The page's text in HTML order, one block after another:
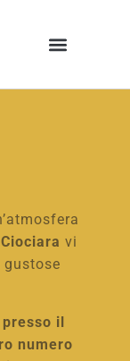
vi
il
numero